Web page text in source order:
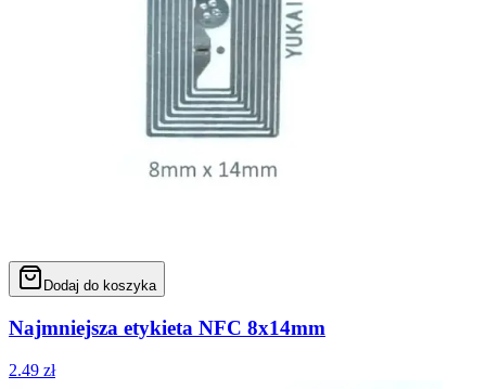
Dodaj do koszyka
Najmniejsza etykieta NFC 8x14mm
2.49 zł